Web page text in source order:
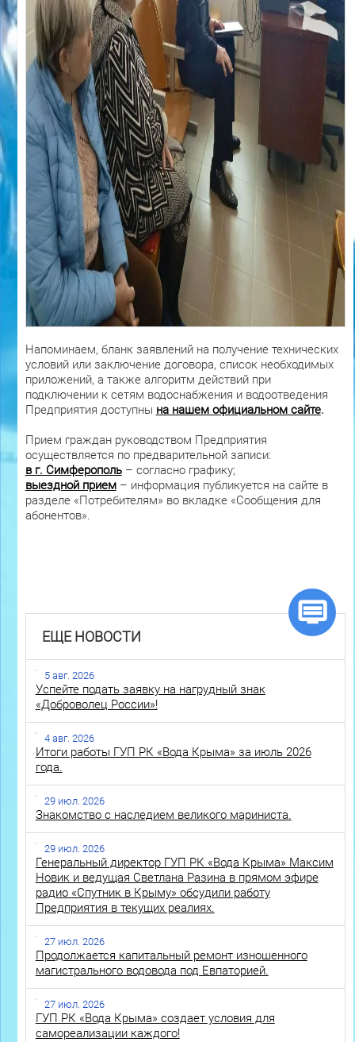
Напоминаем, бланк заявлений на получение технических
условий или заключение договора, список необходимых
приложений, а также алгоритм действий при
подключении к сетям водоснабжения и водоотведения
Предприятия доступны на нашем официальном сайте.
Прием граждан руководством Предприятия
осуществляется по предварительной записи:
в г. Симферополь– согласно графику;
выездной прием– информация публикуется на сайте в
разделе «Потребителям» во вкладке «Сообщения для
абонентов».
ЕЩЕ НОВОСТИ
5 авг. 2026
Успейте подать заявку на нагрудный знак
«Доброволец России»!
4 авг. 2026
Итоги работы ГУП РК «Вода Крыма» за июль 2026
года.
29 июл. 2026
Знакомство с наследием великого мариниста.
29 июл. 2026
Генеральный директор ГУП РК «Вода Крыма» Максим
Новик и ведущая Светлана Разина в прямом эфире
радио «Спутник в Крыму» обсудили работу
Предприятия в текущих реалиях.
27 июл. 2026
Продолжается капитальный ремонт изношенного
магистрального водовода под Евпаторией.
27 июл. 2026
ГУП РК «Вода Крыма» создает условия для
самореализации каждого!